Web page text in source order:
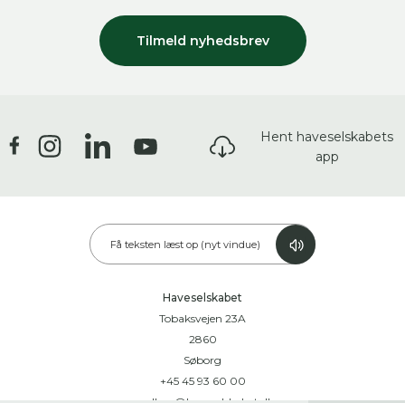
Tilmeld nyhedsbrev
Hent haveselskabets
app
Få teksten læst op (nyt vindue)
Haveselskabet
Tobaksvejen 23A
2860
Søborg
+45 45 93 60 00